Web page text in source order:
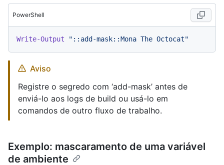
PowerShell
Write-Output "::add-mask::Mona The Octocat"
Aviso
Registre o segredo com ‘add-mask’ antes de
enviá-lo aos logs de build ou usá-lo em
comandos de outro fluxo de trabalho.
Exemplo: mascaramento de uma variável
de ambiente